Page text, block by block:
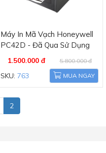
Máy In Mã Vạch Honeywell
PC42D - Đã Qua Sử Dụng
1.500.000 đ 5.800.000 đ
SKU: 763 MUA NGAY
2